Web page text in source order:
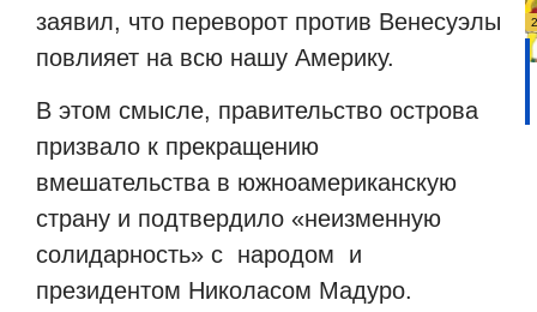
заявил, что переворот против Венесуэлы
повлияет на всю нашу Америку.
В этом смысле, правительство острова
призвало к прекращению
вмешательства в южноамериканскую
страну и подтвердило «неизменную
солидарность» с народом и
президентом Николасом Мадуро.